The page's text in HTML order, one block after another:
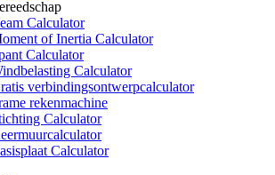
Calculator
of Inertia Calculator
Calculator
Calculator
verbindingsontwerpcalculator
rekenmachine
Calculator
Calculator